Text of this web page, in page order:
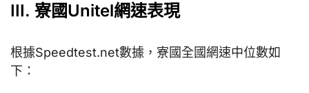
III. 寮國Unitel網速表現
根據Speedtest.net數據，寮國全國網速中位數如
下：